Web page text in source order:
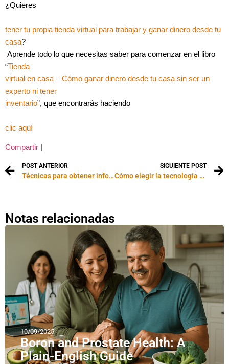
¿Quieres
tener tu propia tienda virtual para trabajar y ganar dinero desde tu
casa?
Aprende todo lo que necesitas saber para comenzar en el libro
“Tienda
virtual en casa – Cómo ganar dinero desde tu casa sin ser un
experto ni tener
inventario”, que encontrarás haciendo
clic aquí
Compartir
POST ANTERIOR
Técnicas para obtener información valiosa de los clientes
SIGUIENTE POST
Cómo elegir la tecnología para tu negocio de Internet
Notas relacionadas
10/09/2025
Boron and Prostate Health: A
Plain-English Guide